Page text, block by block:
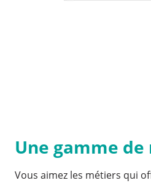
Une gamme
Vous aimez les métiers qui